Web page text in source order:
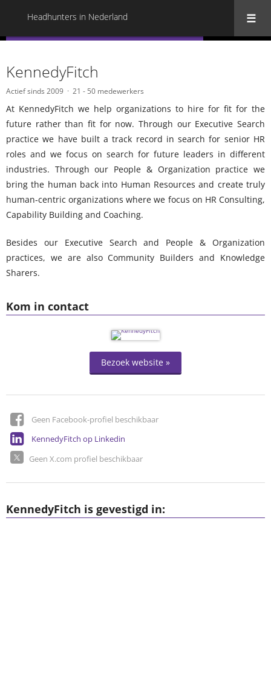
Headhunters in Nederland
Kom in contact
Bezoek website »
Geen Facebook-profiel beschikbaar
KennedyFitch op Linkedin
Geen X.com profiel beschikbaar
KennedyFitch
Actief sinds 2009 21 - 50 medewerkers
At KennedyFitch we help organizations to hire for fit for the
future rather than fit for now. Through our Executive Search
practice we have built a track record in search for senior HR
roles and we focus on search for future leaders in different
industries. Through our People & Organization practice we
bring the human back into Human Resources and create truly
human-centric organizations where we focus on HR Consulting,
Capability Building and Coaching.
Besides our Executive Search and People & Organization
practices, we are also Community Builders and Knowledge
Sharers.
KennedyFitch is gevestigd in: